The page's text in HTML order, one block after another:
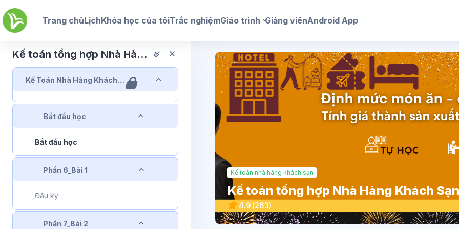
Chuyển tới nội dung chính
Trang chủLịchKhóa học của tôiTrắc nghiệmGiáo trình Giảng viênAndroid App
Kế toán tổng hợp Nhà Hàng Khách Sạn
Kế Toán Nhà Hàng Khách Sạn Rút gọn
Bắt đầu học Rút gọn
Bắt đầu học
Phần 6_Bài 1 Rút gọn
Đầu kỳ
Phần 7_Bài 2 Rút gọn
Kế toán nhà hàng khách sạn
Kế toán tổng hợp Nhà Hàng Khách Sạn
4.9 (263)